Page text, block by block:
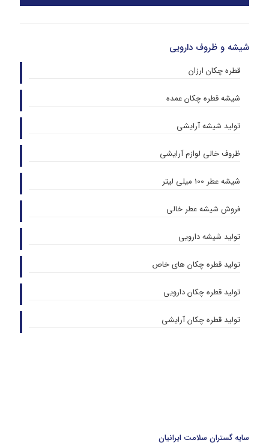
شیشه و ظروف دارویی
قطره چکان ارزان
شیشه قطره چکان عمده
تولید شیشه آرایشی
ظروف خالی لوازم آرایشی
شیشه عطر 100 میلی لیتر
فروش شیشه عطر خالی
تولید شیشه دارویی
تولید قطره چکان های خاص
تولید قطره چکان دارویی
تولید قطره چکان آرایشی
سایه گستران سلامت ایرانیان